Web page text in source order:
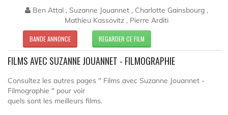
Ben Attal , Suzanne Jouannet , Charlotte Gainsbourg ,
Mathieu Kassovitz , Pierre Arditi
BANDE ANNONCE REGARDER CE FILM
FILMS AVEC SUZANNE JOUANNET - FILMOGRAPHIE
Consultez les autres pages " Films avec Suzanne Jouannet -
Filmographie " pour voir
quels sont les meilleurs films.